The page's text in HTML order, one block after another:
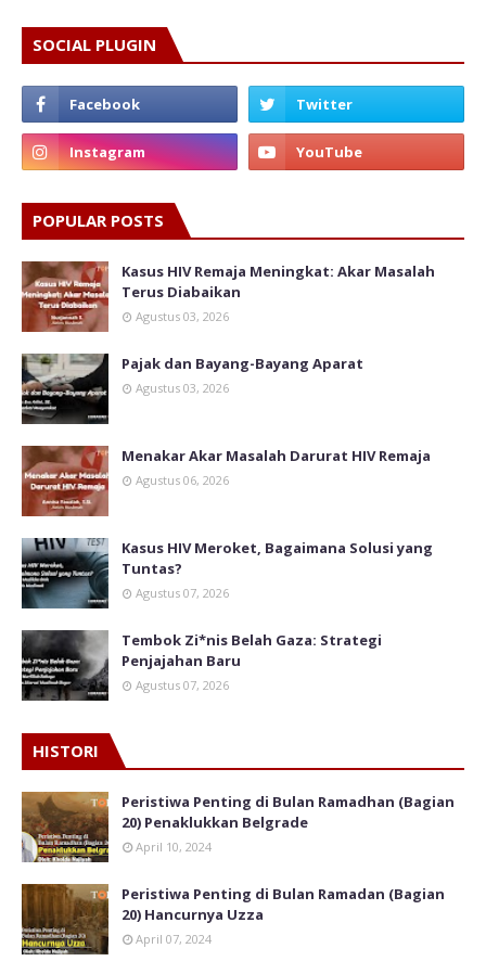
SOCIAL PLUGIN
POPULAR POSTS
Kasus HIV Remaja Meningkat: Akar Masalah
Terus Diabaikan
Agustus 03, 2026
Pajak dan Bayang-Bayang Aparat
Agustus 03, 2026
Menakar Akar Masalah Darurat HIV Remaja
Agustus 06, 2026
Kasus HIV Meroket, Bagaimana Solusi yang
Tuntas?
Agustus 07, 2026
Tembok Zi*nis Belah Gaza: Strategi
Penjajahan Baru
Agustus 07, 2026
HISTORI
Peristiwa Penting di Bulan Ramadhan (Bagian
20) Penaklukkan Belgrade
April 10, 2024
Peristiwa Penting di Bulan Ramadan (Bagian
20) Hancurnya Uzza
April 07, 2024